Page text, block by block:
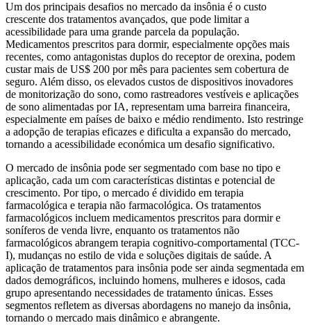
Um dos principais desafios no mercado da insônia é o custo
crescente dos tratamentos avançados, que pode limitar a
acessibilidade para uma grande parcela da população.
Medicamentos prescritos para dormir, especialmente opções mais
recentes, como antagonistas duplos do receptor de orexina, podem
custar mais de US$ 200 por mês para pacientes sem cobertura de
seguro. Além disso, os elevados custos de dispositivos inovadores
de monitorização do sono, como rastreadores vestíveis e aplicações
de sono alimentadas por IA, representam uma barreira financeira,
especialmente em países de baixo e médio rendimento. Isto restringe
a adopção de terapias eficazes e dificulta a expansão do mercado,
tornando a acessibilidade económica um desafio significativo.
O mercado de insônia pode ser segmentado com base no tipo e
aplicação, cada um com características distintas e potencial de
crescimento. Por tipo, o mercado é dividido em terapia
farmacológica e terapia não farmacológica. Os tratamentos
farmacológicos incluem medicamentos prescritos para dormir e
soníferos de venda livre, enquanto os tratamentos não
farmacológicos abrangem terapia cognitivo-comportamental (TCC-
I), mudanças no estilo de vida e soluções digitais de saúde. A
aplicação de tratamentos para insônia pode ser ainda segmentada em
dados demográficos, incluindo homens, mulheres e idosos, cada
grupo apresentando necessidades de tratamento únicas. Esses
segmentos refletem as diversas abordagens no manejo da insônia,
tornando o mercado mais dinâmico e abrangente.